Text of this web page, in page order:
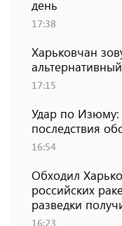
день
17:38
Харьковчан
17:15
Удар по Изюму:
последствия
16:54
Обходил
российских
разведки
16:23